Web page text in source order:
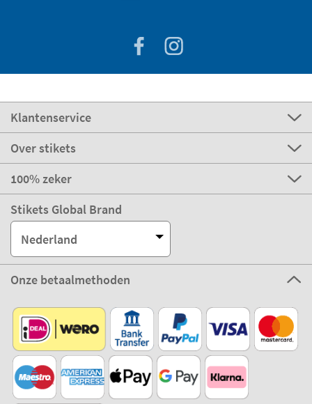
Klantenservice
Over stikets
100% zeker
Stikets Global Brand
Nederland
Onze betaalmethoden